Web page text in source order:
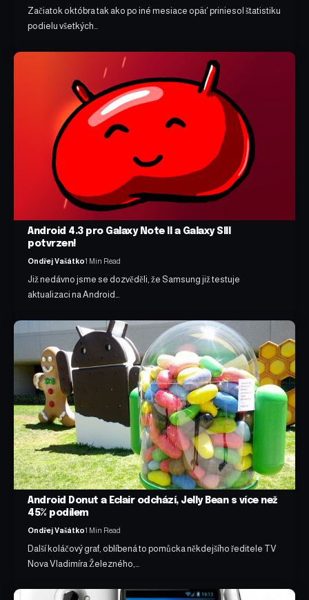
Začiatok októbra tak ako po iné mesiace opäť priniesol štatistiku
podielu všetkých…
Android 4.3 pro Galaxy Note II a Galaxy SIII
potvrzen!
Ondřej Vašátko1 Min Read
Již nedávno jsme se dozvěděli, že Samsung již testuje
aktualizaci na Android…
Android Donut a Eclair odchází, Jelly Bean s více než
45% podílem
Ondřej Vašátko1 Min Read
Další koláčový graf, oblíbená to pomůcka někdejšího ředitele TV
Nova Vladimíra Železného,…